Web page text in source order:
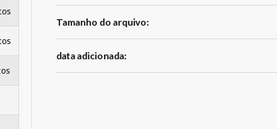
Tamanho do arquivo:
data adicionada: